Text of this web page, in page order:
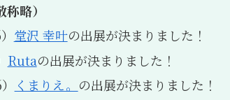
略）
堂沢 幸叶の出展が決まりました！
Rutaの出展が決まりました！
くまりえ。 の出展が決まりました！